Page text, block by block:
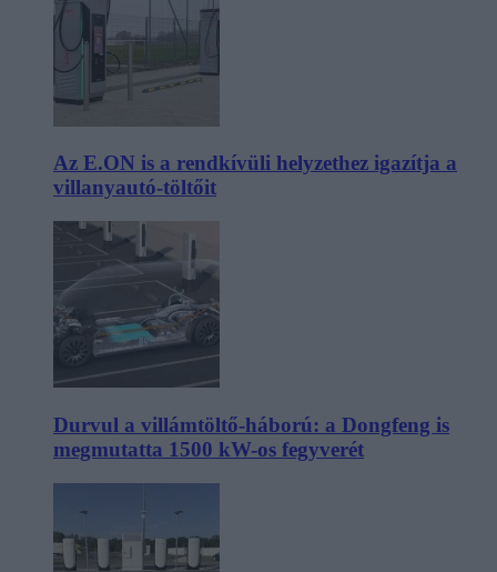
Az E.ON is a rendkívüli helyzethez igazítja a
villanyautó-töltőit
Durvul a villámtöltő-háború: a Dongfeng is
megmutatta 1500 kW-os fegyverét